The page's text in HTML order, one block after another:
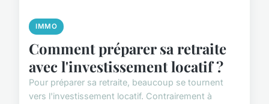
IMMO
Comment préparer sa retraite
avec l'investissement locatif ?
Pour préparer sa retraite, beaucoup se tournent
vers l'investissement locatif. Contrairement à